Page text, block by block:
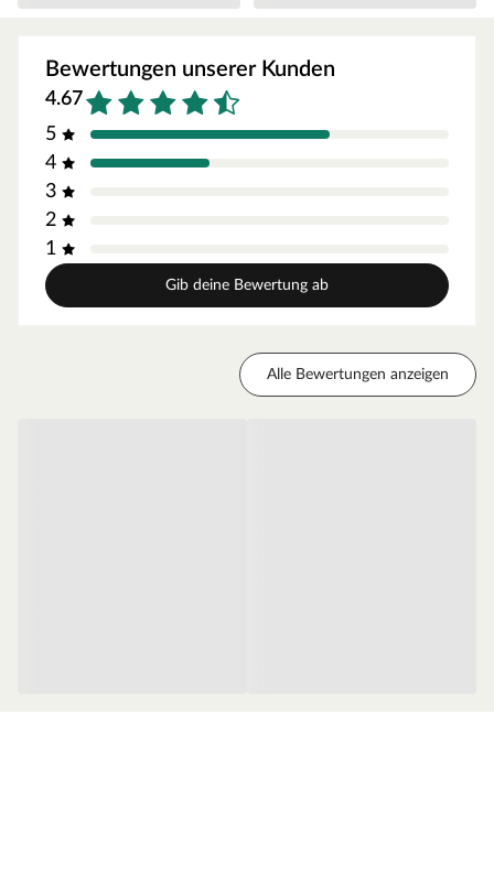
Bewertungen unserer Kunden
4.67
5
4
3
2
1
Gib deine Bewertung ab
Alle Bewertungen anzeigen